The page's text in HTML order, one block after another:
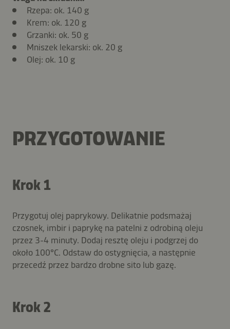
Rzepa: ok. 140 g
Krem: ok. 120 g
Grzanki: ok. 50 g
Mniszek lekarski: ok. 20 g
Olej: ok. 10 g
PRZYGOTOWANIE
Krok 1
Przygotuj olej paprykowy. Delikatnie podsmażaj
czosnek, imbir i paprykę na patelni z odrobiną oleju
przez 3-4 minuty. Dodaj resztę oleju i podgrzej do
około 100°C. Odstaw do ostygnięcia, a następnie
przecedź przez bardzo drobne sito lub gazę.
Krok 2